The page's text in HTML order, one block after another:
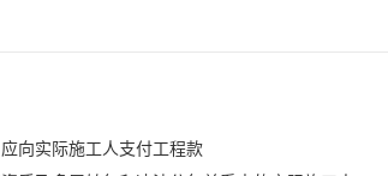
向实际施工人支付工程款